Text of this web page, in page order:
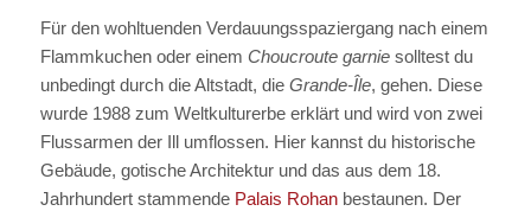
Für den wohltuenden Verdauungsspaziergang nach einem
Flammkuchen oder einem Choucroute garniesolltest du
unbedingt durch die Altstadt, die Grande-Île, gehen. Diese
wurde 1988 zum Weltkulturerbe erklärt und wird von zwei
Flussarmen der Ill umflossen. Hier kannst du historische
Gebäude, gotische Architektur und das aus dem 18.
Jahrhundert stammende Palais Rohanbestaunen. Der